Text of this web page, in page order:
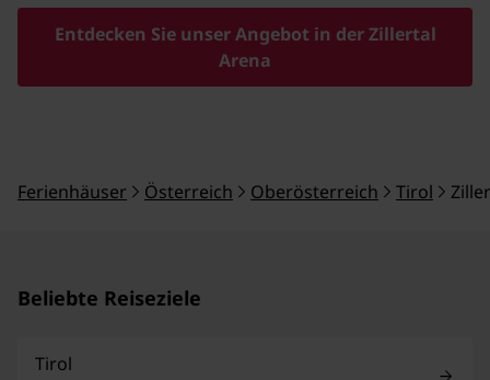
Entdecken Sie unser Angebot in der Zillertal
Arena
Ferienhäuser Österreich Oberösterreich Tirol
Beliebte Reiseziele
Tirol